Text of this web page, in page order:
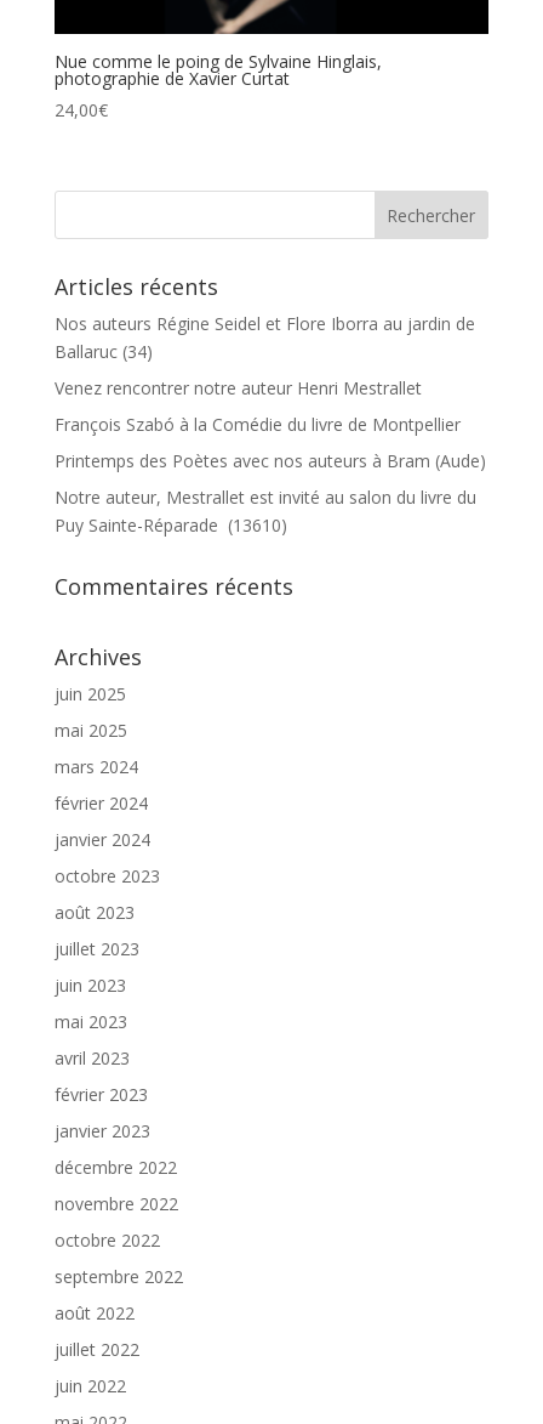
Nue comme le poing de Sylvaine Hinglais,
photographie de Xavier Curtat
24,00€
Articles récents
Nos auteurs Régine Seidel et Flore Iborra au jardin de
Ballaruc (34)
Venez rencontrer notre auteur Henri Mestrallet
François Szabó à la Comédie du livre de Montpellier
Printemps des Poètes avec nos auteurs à Bram (Aude)
Notre auteur, Mestrallet est invité au salon du livre du
Puy Sainte-Réparade (13610)
Commentaires récents
Archives
juin 2025
mai 2025
mars 2024
février 2024
janvier 2024
octobre 2023
août 2023
juillet 2023
juin 2023
mai 2023
avril 2023
février 2023
janvier 2023
décembre 2022
novembre 2022
octobre 2022
septembre 2022
août 2022
juillet 2022
juin 2022